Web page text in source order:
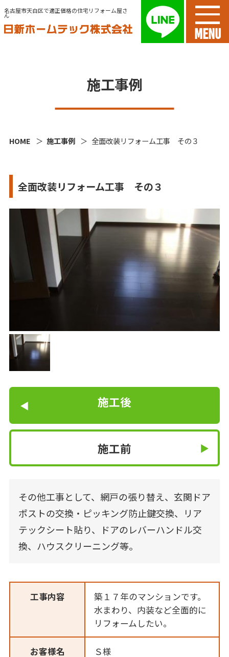
名古屋市天白区で適正価格の住宅リフォーム屋さ
ん
MENU
施工事例
HOME 施工事例 全面改装リフォーム工事 その３
全面改装リフォーム工事 その３
施工後
施工前
その他工事として、網戸の張り替え、玄関ドア
ポストの交換・ピッキング防止鍵交換、リア
テックシート貼り、ドアのレバーハンドル交
換、ハウスクリーニング等。
工事内容
築１７年のマンションです。
水まわり、内装など全面的に
リフォームしたい。
お客様名 Ｓ様